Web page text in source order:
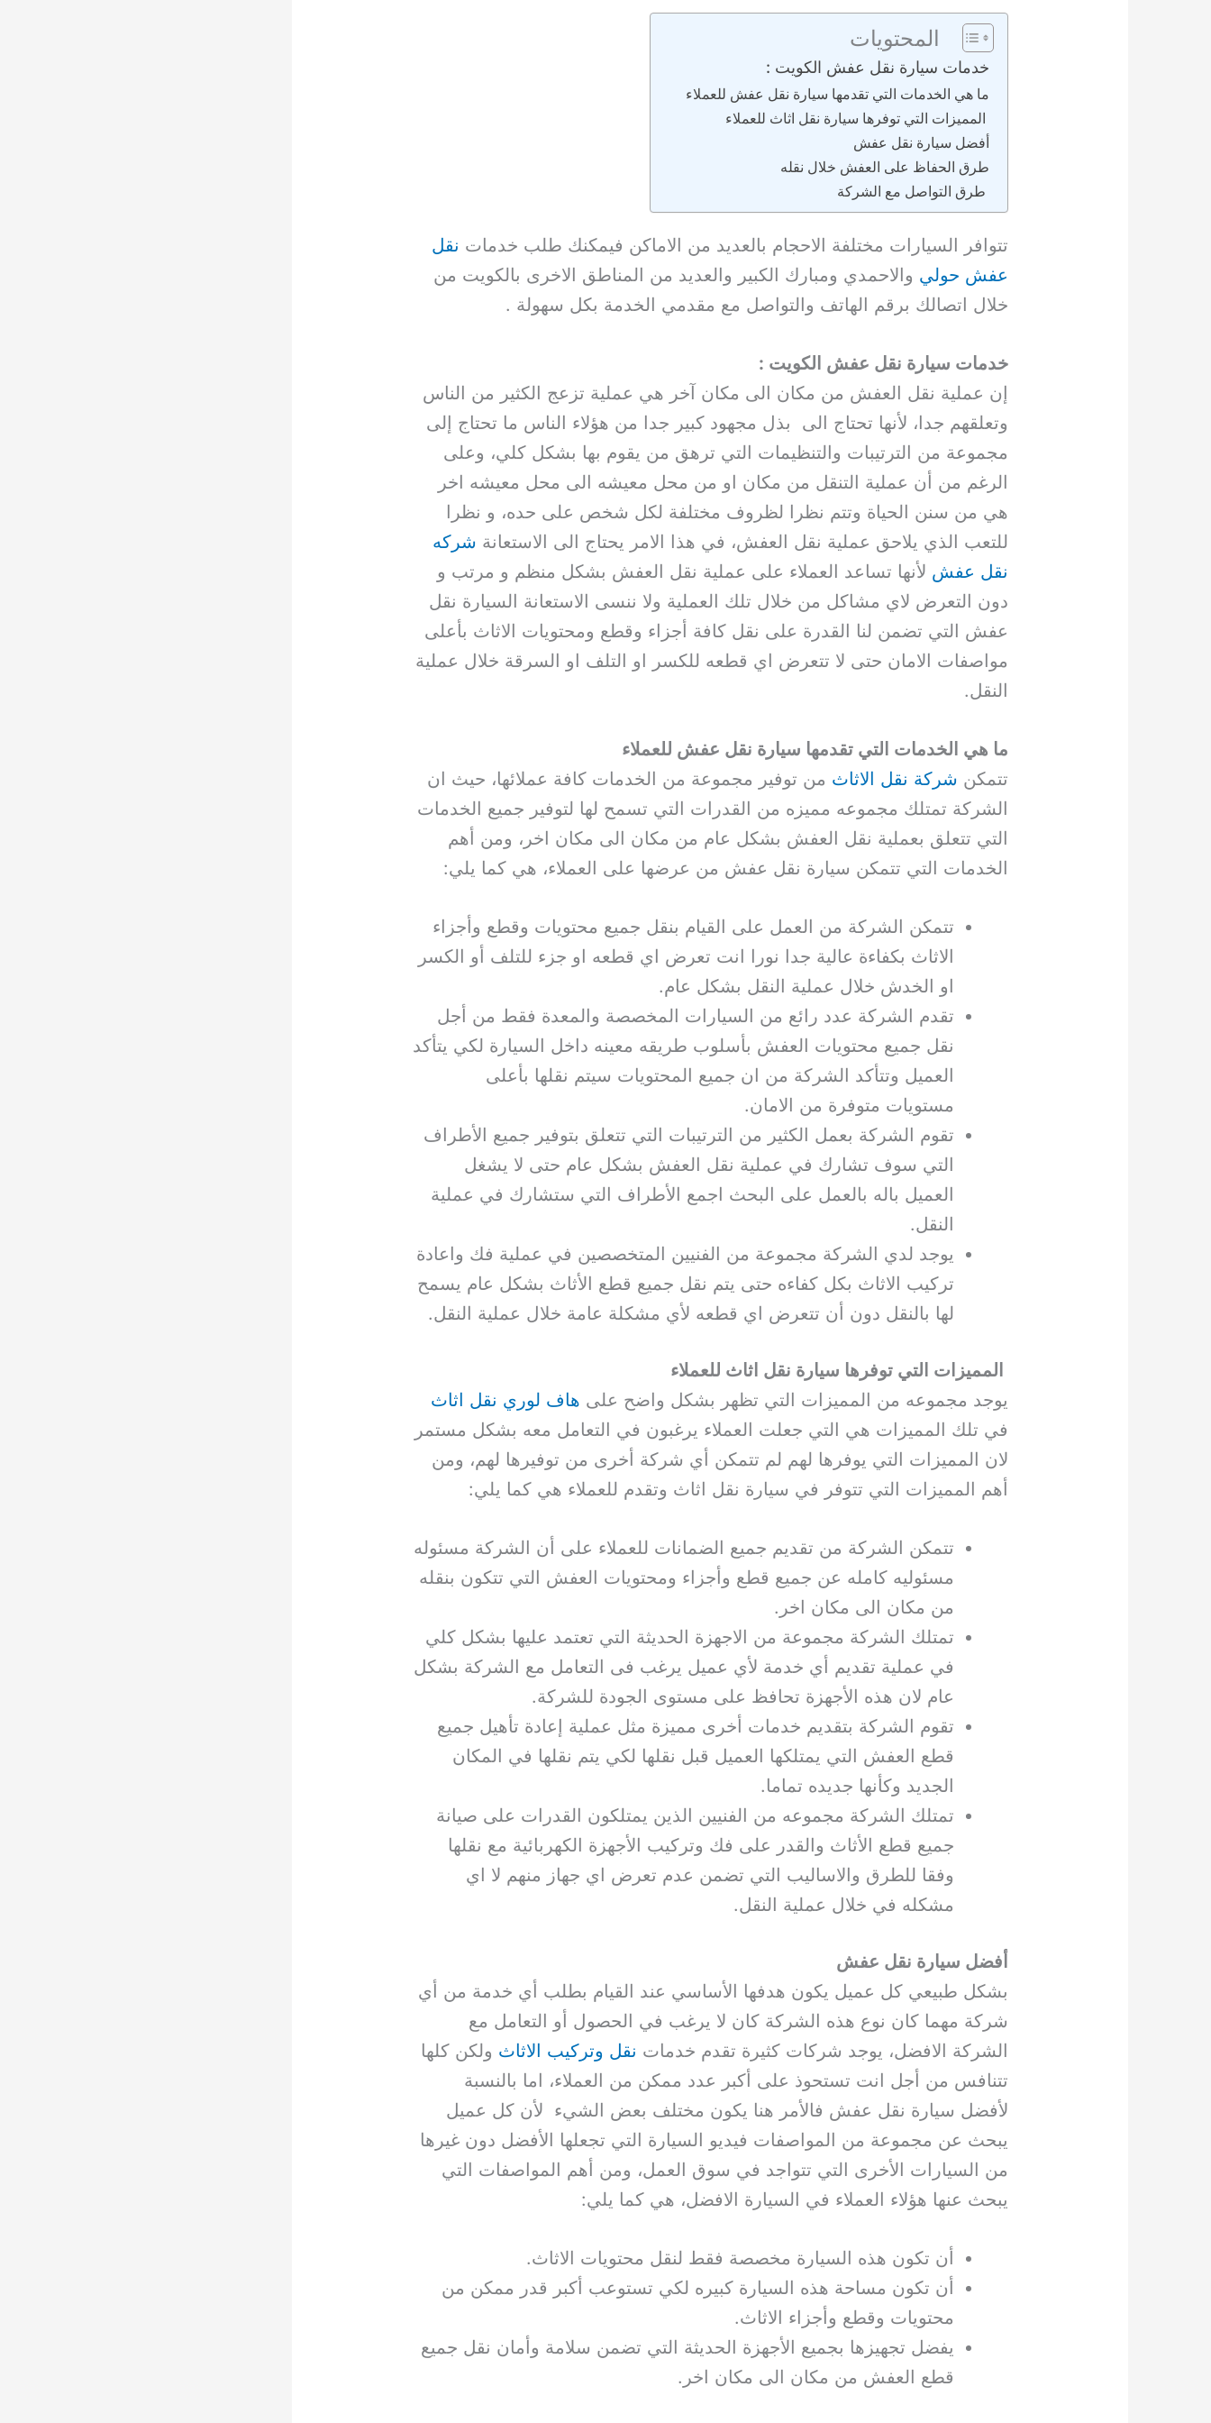
المحتويات
خدمات سيارة نقل عفش الكويت :
ما هي الخدمات التي تقدمها سيارة نقل عفش للعملاء
المميزات التي توفرها سيارة نقل اثاث للعملاء
أفضل سيارة نقل عفش
طرق الحفاظ على العفش خلال نقله
طرق التواصل مع الشركة
تتوافر السيارات مختلفة الاحجام بالعديد من الاماكن فيمكنك طلب خدمات نقل
عفش حولي والاحمدي ومبارك الكبير والعديد من المناطق الاخرى بالكويت من
خلال اتصالك برقم الهاتف والتواصل مع مقدمي الخدمة بكل سهولة .
خدمات سيارة نقل عفش الكويت :
إن عملية نقل العفش من مكان الى مكان آخر هي عملية تزعج الكثير من الناس
وتعلقهم جدا، لأنها تحتاج الى بذل مجهود كبير جدا من هؤلاء الناس ما تحتاج إلى
مجموعة من الترتيبات والتنظيمات التي ترهق من يقوم بها بشكل كلي، وعلى
الرغم من أن عملية التنقل من مكان او من محل معيشه الى محل معيشه اخر
هي من سنن الحياة وتتم نظرا لظروف مختلفة لكل شخص على حده، و نظرا
للتعب الذي يلاحق عملية نقل العفش، في هذا الامر يحتاج الى الاستعانة شركه
نقل عفش لأنها تساعد العملاء على عملية نقل العفش بشكل منظم و مرتب و
دون التعرض لاي مشاكل من خلال تلك العملية ولا ننسى الاستعانة السيارة نقل
عفش التي تضمن لنا القدرة على نقل كافة أجزاء وقطع ومحتويات الاثاث بأعلى
مواصفات الامان حتى لا تتعرض اي قطعه للكسر او التلف او السرقة خلال عملية
النقل.
ما هي الخدمات التي تقدمها سيارة نقل عفش للعملاء
تتمكن شركة نقل الاثاث من توفير مجموعة من الخدمات كافة عملائها، حيث ان
الشركة تمتلك مجموعه مميزه من القدرات التي تسمح لها لتوفير جميع الخدمات
التي تتعلق بعملية نقل العفش بشكل عام من مكان الى مكان اخر، ومن أهم
الخدمات التي تتمكن سيارة نقل عفش من عرضها على العملاء، هي كما يلي:
تتمكن الشركة من العمل على القيام بنقل جميع محتويات وقطع وأجزاء
الاثاث بكفاءة عالية جدا نورا انت تعرض اي قطعه او جزء للتلف أو الكسر
او الخدش خلال عملية النقل بشكل عام.
تقدم الشركة عدد رائع من السيارات المخصصة والمعدة فقط من أجل
نقل جميع محتويات العفش بأسلوب طريقه معينه داخل السيارة لكي يتأكد
العميل وتتأكد الشركة من ان جميع المحتويات سيتم نقلها بأعلى
مستويات متوفرة من الامان.
تقوم الشركة بعمل الكثير من الترتيبات التي تتعلق بتوفير جميع الأطراف
التي سوف تشارك في عملية نقل العفش بشكل عام حتى لا يشغل
العميل باله بالعمل على البحث اجمع الأطراف التي ستشارك في عملية
النقل.
يوجد لدي الشركة مجموعة من الفنيين المتخصصين في عملية فك واعادة
تركيب الاثاث بكل كفاءه حتى يتم نقل جميع قطع الأثاث بشكل عام يسمح
لها بالنقل دون أن تتعرض اي قطعه لأي مشكلة عامة خلال عملية النقل.
المميزات التي توفرها سيارة نقل اثاث للعملاء
يوجد مجموعه من المميزات التي تظهر بشكل واضح على هاف لوري نقل اثاث
في تلك المميزات هي التي جعلت العملاء يرغبون في التعامل معه بشكل مستمر
لان المميزات التي يوفرها لهم لم تتمكن أي شركة أخرى من توفيرها لهم، ومن
أهم المميزات التي تتوفر في سيارة نقل اثاث وتقدم للعملاء هي كما يلي:
تتمكن الشركة من تقديم جميع الضمانات للعملاء على أن الشركة مسئوله
مسئوليه كامله عن جميع قطع وأجزاء ومحتويات العفش التي تتكون بنقله
من مكان الى مكان اخر.
تمتلك الشركة مجموعة من الاجهزة الحديثة التي تعتمد عليها بشكل كلي
في عملية تقديم أي خدمة لأي عميل يرغب فى التعامل مع الشركة بشكل
عام لان هذه الأجهزة تحافظ على مستوى الجودة للشركة.
تقوم الشركة بتقديم خدمات أخرى مميزة مثل عملية إعادة تأهيل جميع
قطع العفش التي يمتلكها العميل قبل نقلها لكي يتم نقلها في المكان
الجديد وكأنها جديده تماما.
تمتلك الشركة مجموعه من الفنيين الذين يمتلكون القدرات على صيانة
جميع قطع الأثاث والقدر على فك وتركيب الأجهزة الكهربائية مع نقلها
وفقا للطرق والاساليب التي تضمن عدم تعرض اي جهاز منهم لا اي
مشكله في خلال عملية النقل.
أفضل سيارة نقل عفش
بشكل طبيعي كل عميل يكون هدفها الأساسي عند القيام بطلب أي خدمة من أي
شركة مهما كان نوع هذه الشركة كان لا يرغب في الحصول أو التعامل مع
الشركة الافضل، يوجد شركات كثيرة تقدم خدمات نقل وتركيب الاثاث ولكن كلها
تتنافس من أجل انت تستحوذ على أكبر عدد ممكن من العملاء، اما بالنسبة
لأفضل سيارة نقل عفش فالأمر هنا يكون مختلف بعض الشيء لأن كل عميل
يبحث عن مجموعة من المواصفات فيديو السيارة التي تجعلها الأفضل دون غيرها
من السيارات الأخرى التي تتواجد في سوق العمل، ومن أهم المواصفات التي
يبحث عنها هؤلاء العملاء في السيارة الافضل، هي كما يلي:
أن تكون هذه السيارة مخصصة فقط لنقل محتويات الاثاث.
أن تكون مساحة هذه السيارة كبيره لكي تستوعب أكبر قدر ممكن من
محتويات وقطع وأجزاء الاثاث.
يفضل تجهيزها بجميع الأجهزة الحديثة التي تضمن سلامة وأمان نقل جميع
قطع العفش من مكان الى مكان اخر.